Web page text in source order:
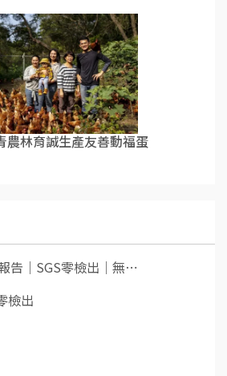
農林育誠生產友善動福蛋
告｜SGS零檢出｜無⋯
檢出